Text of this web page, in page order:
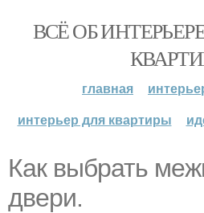
ВСЁ ОБ
главная
интерьер для квартиры
Как выбрать
двери.